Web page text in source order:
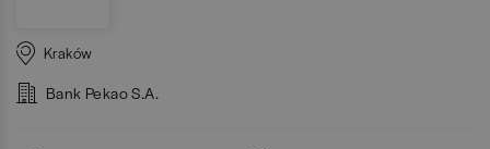
Kraków
Bank Pekao S.A.